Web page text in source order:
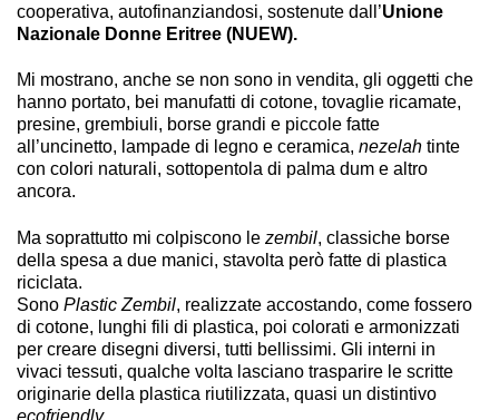
cooperativa, autofinanziandosi, sostenute dall’Unione
Nazionale Donne Eritree (NUEW).
Mi mostrano, anche se non sono in vendita, gli oggetti che
hanno portato, bei manufatti di cotone, tovaglie ricamate,
presine, grembiuli, borse grandi e piccole fatte
all’uncinetto, lampade di legno e ceramica, nezelah tinte
con colori naturali, sottopentola di palma dum e altro
ancora.
Ma soprattutto mi colpiscono le zembil, classiche borse
della spesa a due manici, stavolta però fatte di plastica
riciclata.
Sono Plastic Zembil, realizzate accostando, come fossero
di cotone, lunghi fili di plastica, poi colorati e armonizzati
per creare disegni diversi, tutti bellissimi. Gli interni in
vivaci tessuti, qualche volta lasciano trasparire le scritte
originarie della plastica riutilizzata, quasi un distintivo
ecofriendly.